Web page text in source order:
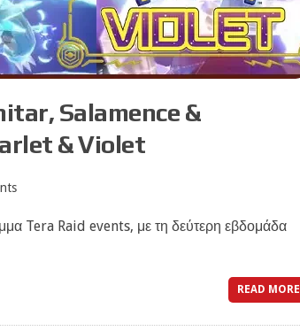
Salamence &
& Violet
Tera Raid events, με τη δεύτερη εβδομάδα
READ MORE